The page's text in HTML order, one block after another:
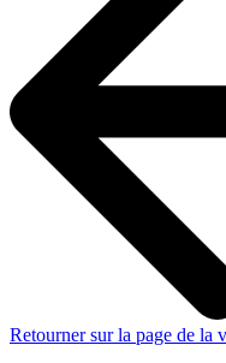
Retourner sur la page de la